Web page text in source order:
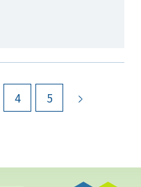
4 5 次のページ